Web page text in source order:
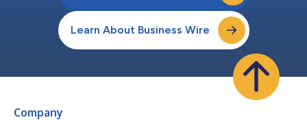
Learn About Business Wire
Company